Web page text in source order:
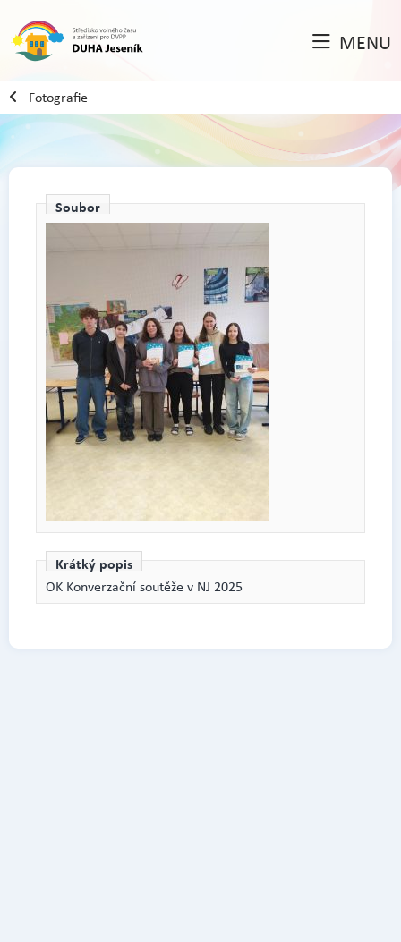
MENU
Fotografie
Soubor
Krátký popis
OK Konverzační soutěže v NJ 2025